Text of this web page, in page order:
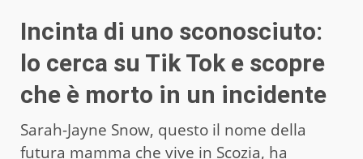
Incinta di uno sconosciuto:
lo cerca su Tik Tok e scopre
che è morto in un incidente
Sarah-Jayne Snow, questo il nome della
futura mamma che vive in Scozia, ha